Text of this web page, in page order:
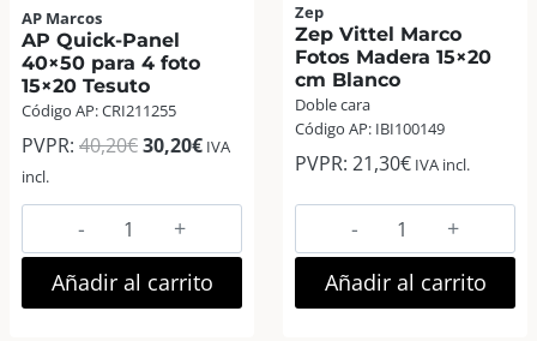
AP Marcos
AP Quick-Panel
40×50 para 4 foto
15×20 Tesuto
Código AP: CRI211255
PVPR: 40,20€El
original
era:
40,20€.
30,20€El
actual
30,20€.
IVA
incl.
AP
Quick-
Panel
40×50
Añadir al carrito
Zep
Zep Vittel Marco
Fotos Madera 15×20
cm Blanco
Doble cara
Código AP: IBI100149
PVPR: 21,30€ IVA incl.
Zep
Vittel
Marco
Fotos
Añadir al carrito